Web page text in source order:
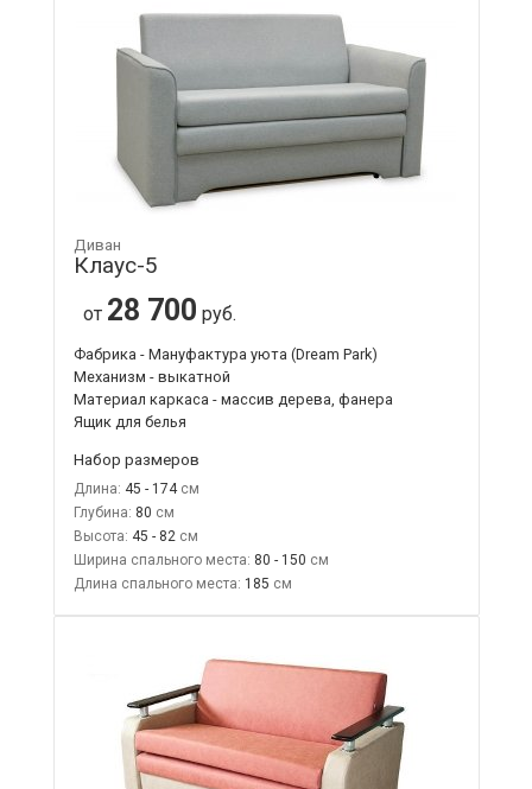
Диван
Клаус-5
от 28 700 руб.
Фабрика - Мануфактура уюта (Dream Park)
Механизм - выкатной
Материал каркаса - массив дерева, фанера
Ящик для белья
Набор размеров
Длина: 45 - 174
Глубина: 80
Высота: 45 - 82
Ширина спального места: 80 - 150
Длина спального места: 185